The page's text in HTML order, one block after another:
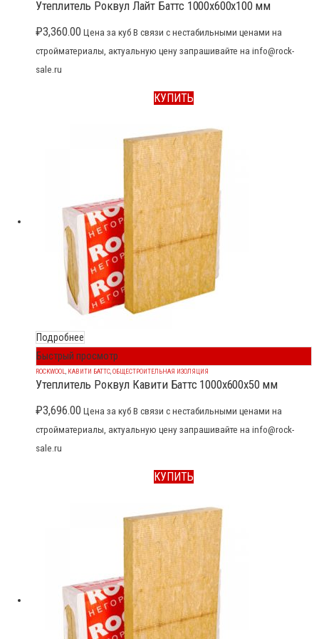
Утеплитель Роквул Лайт Баттс 1000x600x100 мм
₽3,360.00 Цена за куб В связи с нестабильными ценами на
стройматериалы, актуальную цену запрашивайте на info@rock-
sale.ru
КУПИТЬ
Подробнее
Быстрый просмотр
ROCKWOOL, КАВИТИ БАТТС,ОБЩЕСТРОИТЕЛЬНАЯ ИЗОЛЯЦИЯ
Утеплитель Роквул Кавити Баттс 1000x600x50 мм
₽3,696.00 Цена за куб В связи с нестабильными ценами на
стройматериалы, актуальную цену запрашивайте на info@rock-
sale.ru
КУПИТЬ